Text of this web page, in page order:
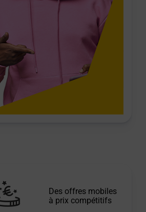
Des offres mobiles
à prix compétitifs